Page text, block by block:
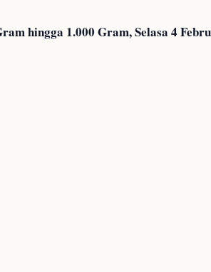
hingga 1.000 Gram, Selasa 4